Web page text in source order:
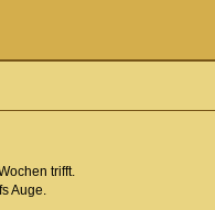
trifft.
Auge.